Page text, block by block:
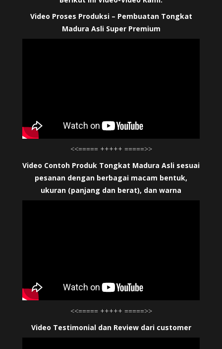
Video Proses Produksi – Pembuatan Tongkat
Madura Asli Super Premium
<<===== +++++ =====>>
Video Contoh Produk Tongkat Madura Asli sesuai
pesanan dengan berbagai macam bentuk,
ukuran (panjang dan berat), dan warna
<<===== +++++ =====>>
Video Testimonial dan Review dari customer